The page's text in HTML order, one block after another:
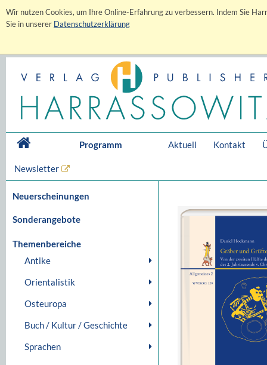
Wir nutzen Cookies, um Ihre Online-Erfahrung zu verbessern. Indem Sie
Sie in unserer Datenschutzerklärung
Programm Aktuell Kontakt
Newsletter
Neuerscheinungen
Sonderangebote
Themenbereiche
Antike
Orientalistik
Osteuropa
Buch / Kultur / Geschichte
Sprachen